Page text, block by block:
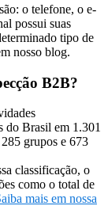
o telefone, o e-
possui suas
tipo de
nosso blog.
B2B?
do Brasil em 1.301
grupos e 673
classificação, o
como o total de
mais em nossa